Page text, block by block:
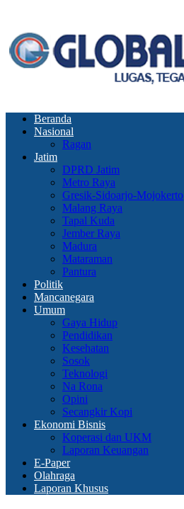
Beranda
Nasional
Ragan
Jatim
DPRD Jatim
Metro Raya
Gresik-Sidoarjo-Mojokerto
Malang Raya
Tapal Kuda
Jember Raya
Madura
Mataraman
Pantura
Politik
Mancanegara
Umum
Gaya Hidup
Pendidikan
Kesehatan
Sosok
Teknologi
Na Rona
Opini
Secangkir Kopi
Ekonomi Bisnis
Koperasi dan UKM
Laporan Keuangan
E-Paper
Olahraga
Laporan Khusus